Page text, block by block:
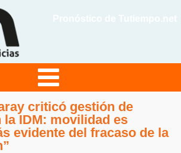
criticó gestión de
la IDM: movilidad es
evidente del fracaso de la